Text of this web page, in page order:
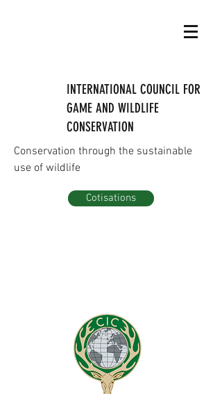
INTERNATIONAL COUNCIL FOR
GAME AND WILDLIFE
CONSERVATION
Conservation through the sustainable
use of wildlife
Cotisations